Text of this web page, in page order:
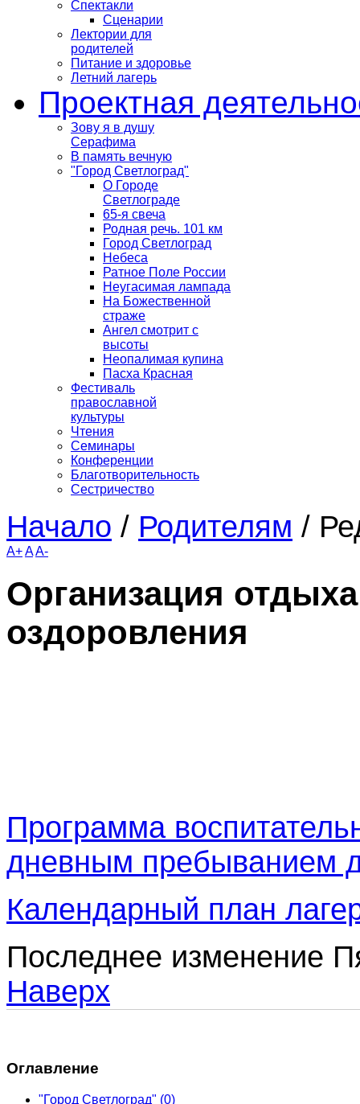
Спектакли
Сценарии
Лектории для
родителей
Питание и здоровье
Летний лагерь
Проектная
Зову я в душу
Серафима
В память вечную
"Город Светлоград"
О Городе
Светлограде
65-я свеча
Родная речь. 101 км
Город Светлоград
Небеса
Ратное Поле России
Неугасимая лампада
На Божественной
страже
Ангел смотрит с
высоты
Неопалимая купина
Пасха Красная
Фестиваль
православной
культуры
Чтения
Семинары
Конференции
Благотворительность
Сестричество
Начало / Родителям /
A+AA-
Организация
оздоровления
Программа
дневным пребыванием
Календарный план
Последнее изменение
Наверх
Оглавление
"Город Светлоград" (0)